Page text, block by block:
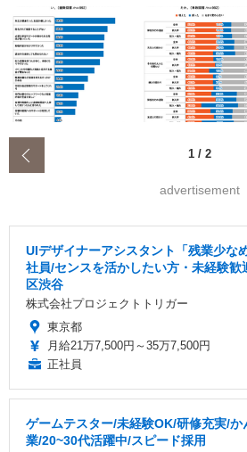
1 / 2
advertisement
UIデザイナーアシスタント「残業少な
社員/センスを活かしたい方・未経験
区渋谷
株式会社プロジェクトトリガー
東京都
月給21万7,500円～35万7,500円
正社員
ゲームテスター/未経験OK/研修充実/か
業/20~30代活躍中/スピード採用